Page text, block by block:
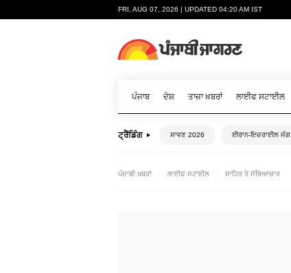
FRI, AUG 07, 2026 | UPDATED 04:20 AM IST
ਪੰਜਾਬ ਦੇਸ਼ ਤਾਜ਼ਾ ਖ਼ਬਰਾਂ ਲਾਈਫ ਸਟਾਈਲ
ਟ੍ਰੈਂਡਿੰਗ ਸਾਵਣ 2026 ਈਰਾਨ-ਇਜ਼ਰਾਈਲ ਜੰਗ
ਪੰਜਾਬੀ ਖ਼ਬਰਾਂ ਲਾਈਫ ਸਟਾਈਲ ਸਾਹਿਤ ਤੇ ਸੱਭਿਆਚਾਰ